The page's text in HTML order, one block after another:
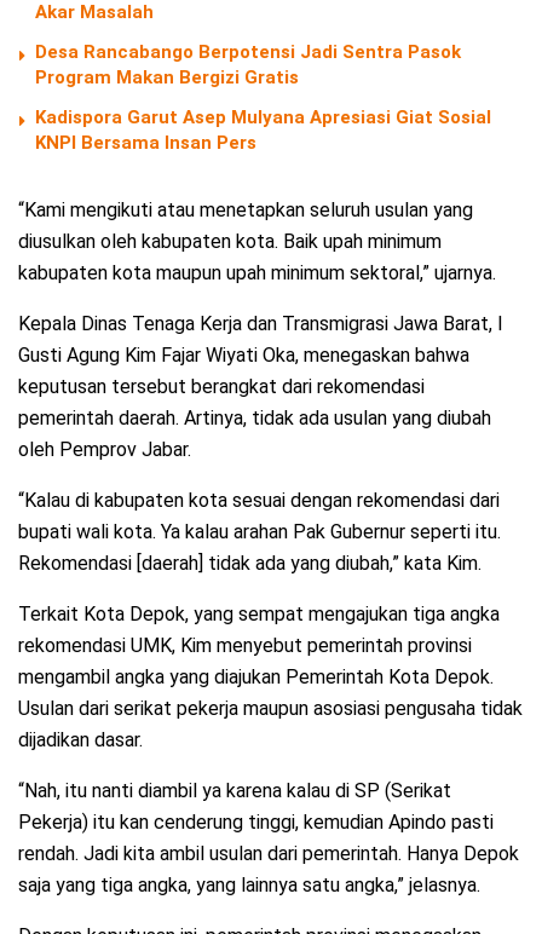
Akar Masalah
Desa Rancabango Berpotensi Jadi Sentra Pasok
Program Makan Bergizi Gratis
Kadispora Garut Asep Mulyana Apresiasi Giat Sosial
KNPI Bersama Insan Pers
“Kami mengikuti atau menetapkan seluruh usulan yang
diusulkan oleh kabupaten kota. Baik upah minimum
kabupaten kota maupun upah minimum sektoral,” ujarnya.
Kepala Dinas Tenaga Kerja dan Transmigrasi Jawa Barat, I
Gusti Agung Kim Fajar Wiyati Oka, menegaskan bahwa
keputusan tersebut berangkat dari rekomendasi
pemerintah daerah. Artinya, tidak ada usulan yang diubah
oleh Pemprov Jabar.
“Kalau di kabupaten kota sesuai dengan rekomendasi dari
bupati wali kota. Ya kalau arahan Pak Gubernur seperti itu.
Rekomendasi [daerah] tidak ada yang diubah,” kata Kim.
Terkait Kota Depok, yang sempat mengajukan tiga angka
rekomendasi UMK, Kim menyebut pemerintah provinsi
mengambil angka yang diajukan Pemerintah Kota Depok.
Usulan dari serikat pekerja maupun asosiasi pengusaha tidak
dijadikan dasar.
“Nah, itu nanti diambil ya karena kalau di SP (Serikat
Pekerja) itu kan cenderung tinggi, kemudian Apindo pasti
rendah. Jadi kita ambil usulan dari pemerintah. Hanya Depok
saja yang tiga angka, yang lainnya satu angka,” jelasnya.